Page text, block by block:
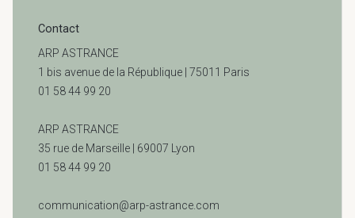
Contact
ARP ASTRANCE
1 bis avenue de la République | 75011 Paris
01 58 44 99 20
ARP ASTRANCE
35 rue de Marseille | 69007 Lyon
01 58 44 99 20
communication@arp-astrance.com